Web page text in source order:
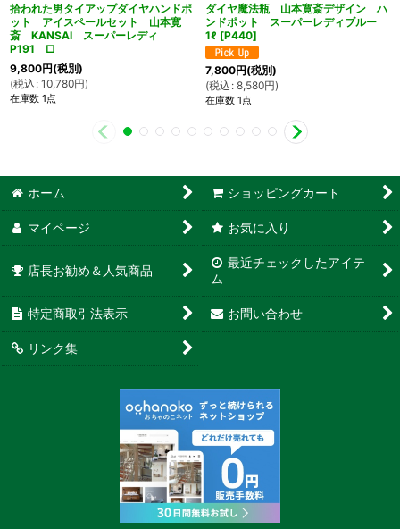
拾われた男タイアップダイヤハンドポ
ット アイスペールセット 山本寛
斎 KANSAI スーパーレディ
P191 □
9,800円(税別)
(税込 : 10,780円)
在庫数 1点
ダイヤ魔法瓶 山本寛斎デザイン ハ
ンドポット スーパーレディブルー
1ℓ [P440]
7,800円(税別)
(税込 : 8,580円)
在庫数 1点
ホーム ショッピングカート
マイページ お気に入り
店長お勧め＆人気商品
最近チェックしたアイテ
ム
特定商取引法表示 お問い合わせ
リンク集